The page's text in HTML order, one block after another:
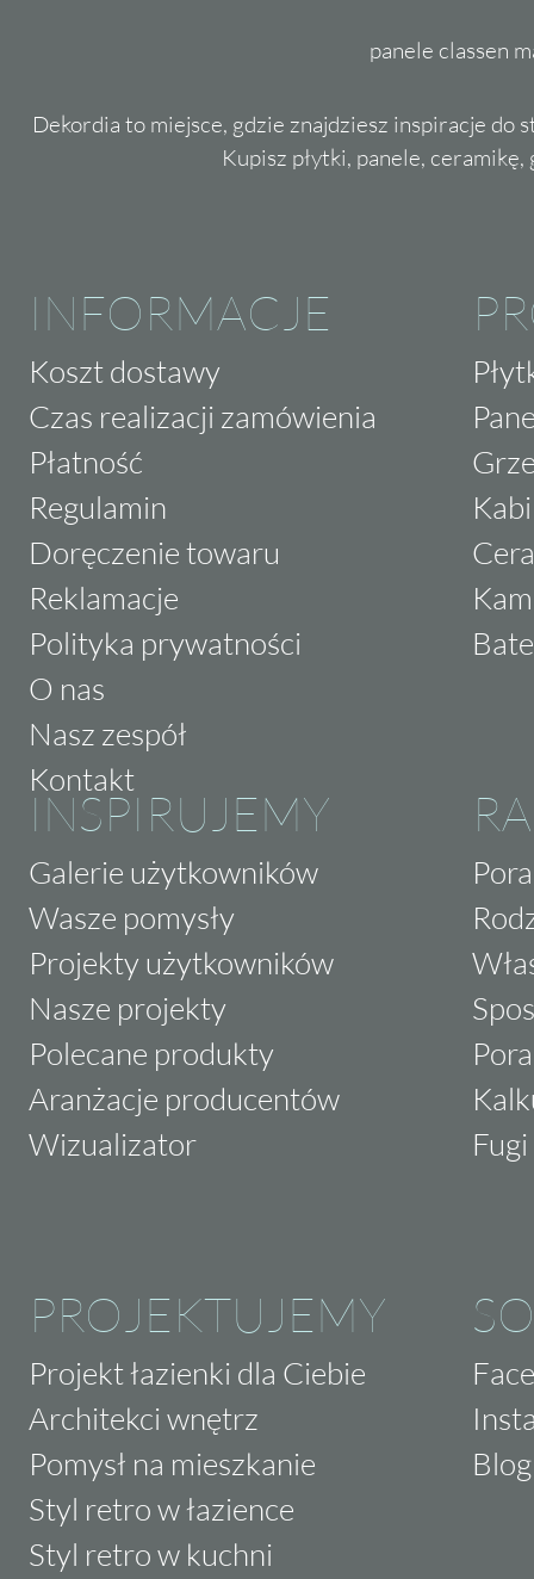
panele classen
Dekordia to miejsce, gdzie znajdziesz inspiracje do
Kupisz płytki, panele,
INFORMACJE
Koszt dostawy
Czas realizacji zamówienia
Płatność
Regulamin
Doręczenie towaru
Reklamacje
Polityka prywatności
O nas
Nasz zespół
Kontakt
INSPIRUJEMY
Galerie użytkowników
Wasze pomysły
Projekty użytkowników
Nasze projekty
Polecane produkty
Aranżacje producentów
Wizualizator
PROJEKTUJEMY
Projekt łazienki dla Ciebie
Architekci wnętrz
Pomysł na mieszkanie
Styl retro w łazience
Styl retro w kuchni
Blog